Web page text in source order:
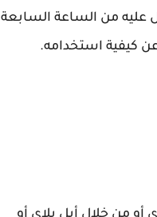
يمكن الاتصال عليه من الساعة السابعة
كيفية استخدامه.